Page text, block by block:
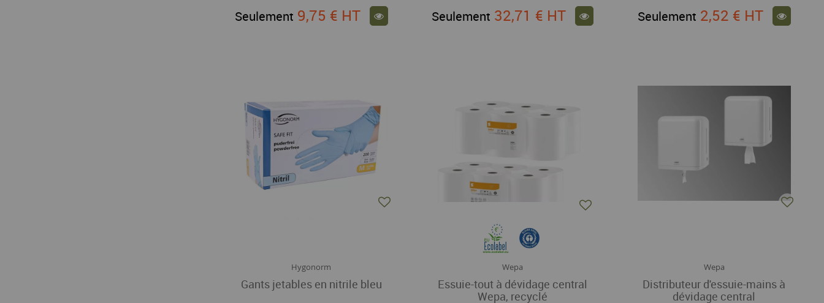
Seulement 9,75 € HT Seulement 32,71 € HT Seulement 2,52 € HT
Hygonorm
Gants jetables en nitrile bleu
Wepa
Essuie-tout à dévidage central
Wepa, recyclé
Wepa
Distributeur d'essuie-mains à
dévidage central